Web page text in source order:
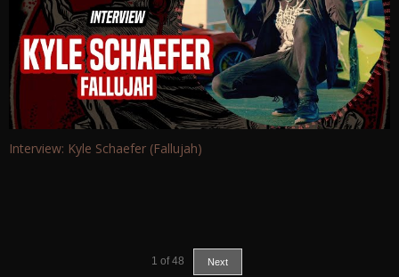
Interview: Kyle Schaefer (Fallujah)
1 of 48 Next